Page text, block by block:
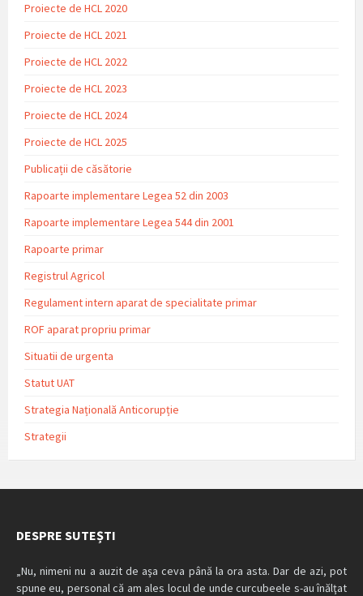
Proiecte de HCL 2020
Proiecte de HCL 2021
Proiecte de HCL 2022
Proiecte de HCL 2023
Proiecte de HCL 2024
Proiecte de HCL 2025
Publicații de căsătorie
Rapoarte implementare Legea 52 din 2003
Rapoarte implementare Legea 544 din 2001
Rapoarte primar
Registrul Agricol
Regulament intern aparat de specialitate primar
ROF aparat propriu primar
Situatii de urgenta
Statut UAT
Strategia Națională Anticorupție
Strategii
DESPRE SUTEȘTI
„Nu, nimeni nu a auzit de aşa ceva până la ora asta. Dar de azi, pot
spune eu, personal că am ales locul de unde curcubeele s-au înălţat